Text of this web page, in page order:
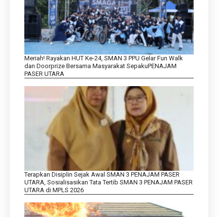
Meriah! Rayakan HUT Ke-24, SMAN 3 PPU Gelar Fun Walk
dan Doorprize Bersama Masyarakat SepakuPENAJAM
PASER UTARA
Terapkan Disiplin Sejak Awal SMAN 3 PENAJAM PASER
UTARA, Sosialisasikan Tata Tertib SMAN 3 PENAJAM PASER
UTARA di MPLS 2026